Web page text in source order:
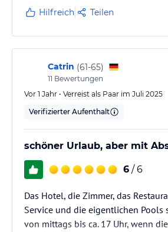
oder Reggae Abend
Hilfreich Teilen
Catrin (61-65)
11 Bewertungen
Vor 1 Jahr • Verreist als Paar im Juli 2025
Verifizierter Aufenthalt
schöner Urlaub, aber mit
6 / 6
Das Hotel, die Zimmer, das
Service und die eigentlichen Pools
von mittags bis ca. 17 Uhr, wenn